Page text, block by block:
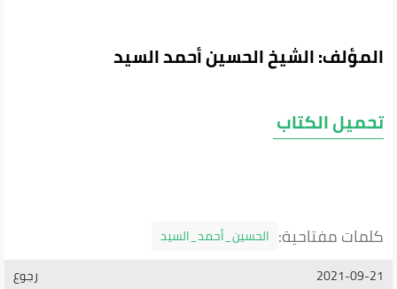
المؤلف: الشيخ الحسين أحمد السيد
تحميل الكتاب
كلمات مفتاحية: الحسين_أحمد_السيد
رجوع
2021-09-21